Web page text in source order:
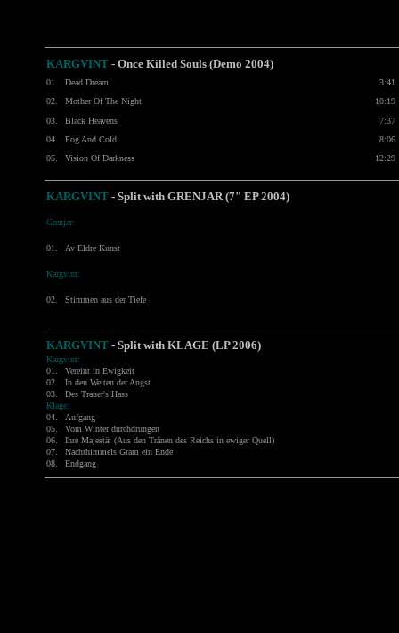
KARGVINT - Once Killed Souls (Demo 2004)
01. Dead Dream
3:41
02.
Mother Of The Night
10:19
03.
Black Heavens
7:37
04.
Fog And Cold
8:06
05.
Vision Of Darkness 12:29
KARGVINT - Split with GRENJAR(7" EP 2004)
Grenjar:
01. Av Eldre Kunst
Kargvint:
02. Stimmen aus der Tiefe
KARGVINT - Split with KLAGE (LP 2006)
Kargvint:
01.
Vereint in Ewigkeit
02.
In den Weiten der Angst
03.
Des Trauer's Hass
Klage:
04.
Aufgang
05.
Vom Winter durchdrungen
06.
Ihre Majestät (Aus den Tränen des Reichs in ewiger Quell)
07.
Nachthimmels Gram ein Ende
08.
Endgang